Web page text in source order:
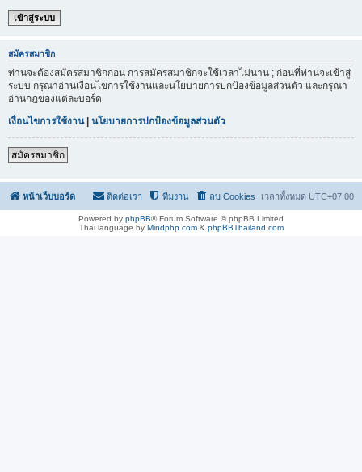
สมัครสมาชิก
ท่านจะต้องสมัครสมาชิกก่อน การสมัครสมาชิกจะใช้เวลาไม่นาน ; ก่อนที่ท่านจะเข้าสู่
ระบบ กรุณาอ่านเงื่อนไขการใช้งานและนโยบายการปกป้องข้อมูลส่วนตัว และกรุณา
อ่านกฎของแต่ละบอร์ด
เงื่อนไขการใช้งาน| นโยบายการปกป้องข้อมูลส่วนตัว
สมัครสมาชิก
หน้าเว็บบอร์ด เวลาทั้งหมด UTC+07:00
ลบ Cookies
ทีมงาน
ติดต่อเรา
Powered by phpBB® Forum Software © phpBB Limited
Thai language by Mindphp.com& phpBBThailand.com